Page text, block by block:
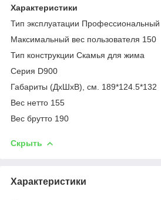
Характеристики
Тип эксплуатации Профессиональный
Максимальный вес пользователя 150
Тип конструкции Скамья для жима
Серия D900
Габариты (ДхШхВ), см. 189*124.5*132
Вес нетто 155
Вес брутто 190
Скрыть
Характеристики